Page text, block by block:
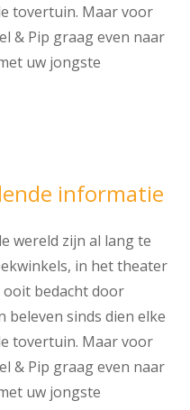
tovertuin. Maar voor
& Pip graag even naar
uw jongste
informatie
wereld zijn al lang te
in het theater
ooit bedacht door
beleven sinds dien elke
tovertuin. Maar voor
& Pip graag even naar
uw jongste